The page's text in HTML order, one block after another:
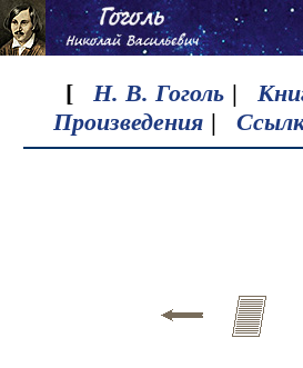
[ Н. В. Гоголь |
Произведения |